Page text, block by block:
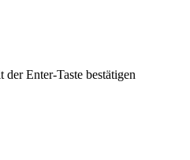
Enter-Taste bestätigen